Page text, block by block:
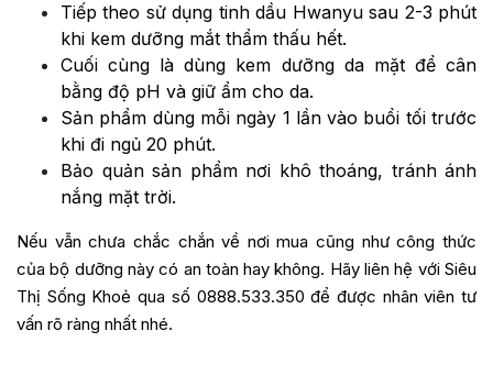
Tiếp theo sử dụng tinh dầu Hwanyu sau 2-3 phút
khi kem dưỡng mắt thẩm thấu hết.
Cuối cùng là dùng kem dưỡng da mặt để cân
bằng độ pH và giữ ẩm cho da.
Sản phẩm dùng mỗi ngày 1 lần vào buổi tối trước
khi đi ngủ 20 phút.
Bảo quản sản phẩm nơi khô thoáng, tránh ánh
nắng mặt trời.
Nếu vẫn chưa chắc chắn về nơi mua cũng như công thức
của bộ dưỡng này có an toàn hay không. Hãy liên hệ với Siêu
Thị Sống Khoẻ qua số 0888.533.350 để được nhân viên tư
vấn rõ ràng nhất nhé.